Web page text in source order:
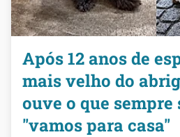
Após 12 anos de
mais velho do
ouve o que sempre
"vamos para casa"